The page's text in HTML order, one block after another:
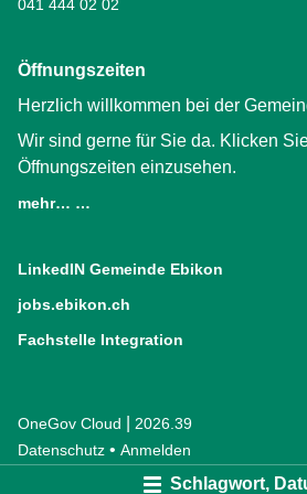
Schlagwort,
041 444 02 02
Öffnungszeiten
Herzlich willkommen bei der
Wir sind gerne für Sie da. Klicken
Öffnungszeiten einzusehen.
mehr… …
LinkedIN Gemeinde Ebikon
jobs.ebikon.ch
Fachstelle Integration
OneGov Cloud (External Link)
2026.39
Datenschutz (External Link)
Anmelden